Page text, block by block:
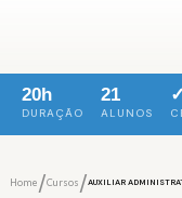
20h
DURAÇÃO
21
ALUNOS
✓
Home/Cursos/AUXILIAR